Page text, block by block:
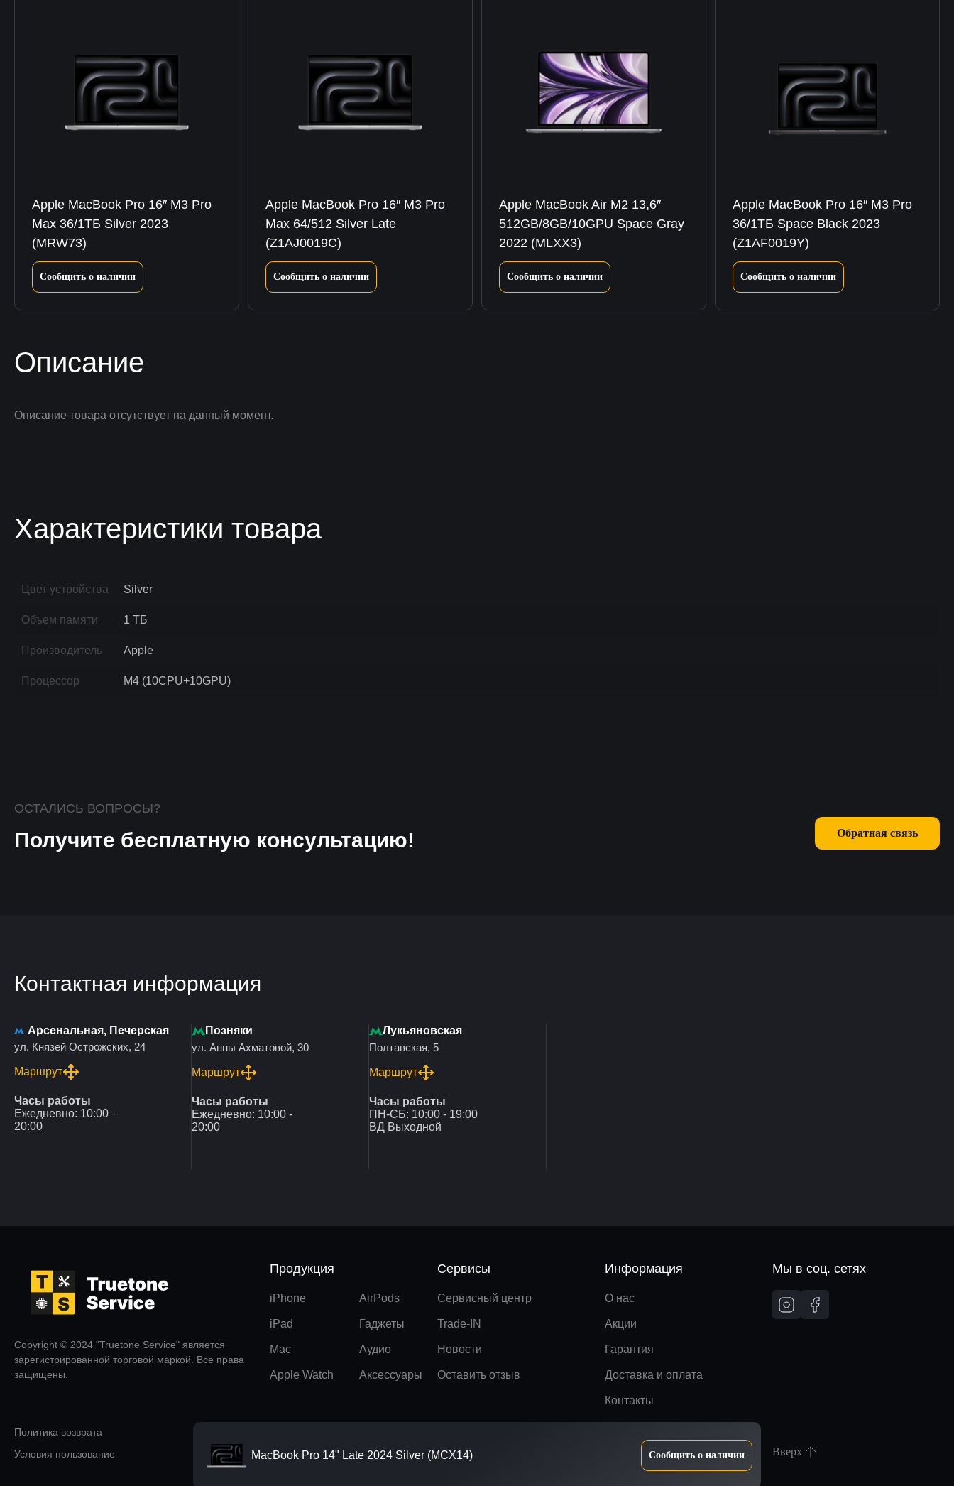
Apple MacBook Pro 16″ M3 Pro
Max 36/1ТБ Silver 2023
(MRW73)
Сообщить о наличии
Apple MacBook Pro 16″ M3 Pro
Max 64/512 Silver Late
(Z1AJ0019C)
Сообщить о наличии
Apple MacBook Air M2 13,6″
512GB/8GB/10GPU Space Gray
2022 (MLXX3)
Сообщить о наличии
Apple MacBook Pro 16″ M3 Pro
36/1ТБ Space Black 2023
(Z1AF0019Y)
Сообщить о наличии
Описание
Описание товара отсутствует на данный момент.
Характеристики товара
Цвет устройства Silver
Объем памяти 1 ТБ
Производитель Apple
Процессор M4 (10CPU+10GPU)
MacBook Pro 14" Late 2024 Silver (MCX14) Сообщить о наличии
ОСТАЛИСЬ ВОПРОСЫ?
Получите бесплатную консультацию! Обратная связь
Контактная информация
Арсенальная, Печерская
ул. Князей Острожских, 24
Маршрут
Часы работы
Ежедневно: 10:00 –
20:00
Позняки
ул. Анны Ахматовой, 30
Маршрут
Часы работы
Ежедневно: 10:00 -
20:00
Лукьяновская
Полтавская, 5
Маршрут
Часы работы
ПН-СБ: 10:00 - 19:00
ВД Выходной
Copyright © 2024 "Truetone Service" является
зарегистрированной торговой маркой. Все права
защищены.
Политика возврата
Условия пользование
Продукция
iPhone
iPad
Mac
Apple Watch
AirPods
Гаджеты
Аудио
Аксессуары
Сервисы
Сервисный центр
Trade-IN
Новости
Оставить отзыв
Информация
О нас
Акции
Гарантия
Доставка и оплата
Контакты
Мы в соц. сетях
Вверх